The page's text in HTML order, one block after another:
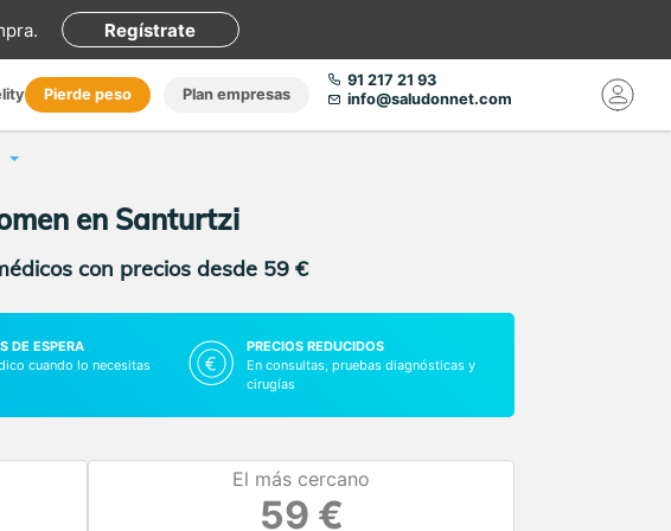
. Regístrate
Pierde peso Plan empresas
91 217 21 93
info@saludonnet.com
en Santurtzi
con precios desde 59 €
DE ESPERA
cuando lo necesitas
PRECIOS REDUCIDOS
En consultas, pruebas diagnósticas y
cirugías
El más cercano
59 €